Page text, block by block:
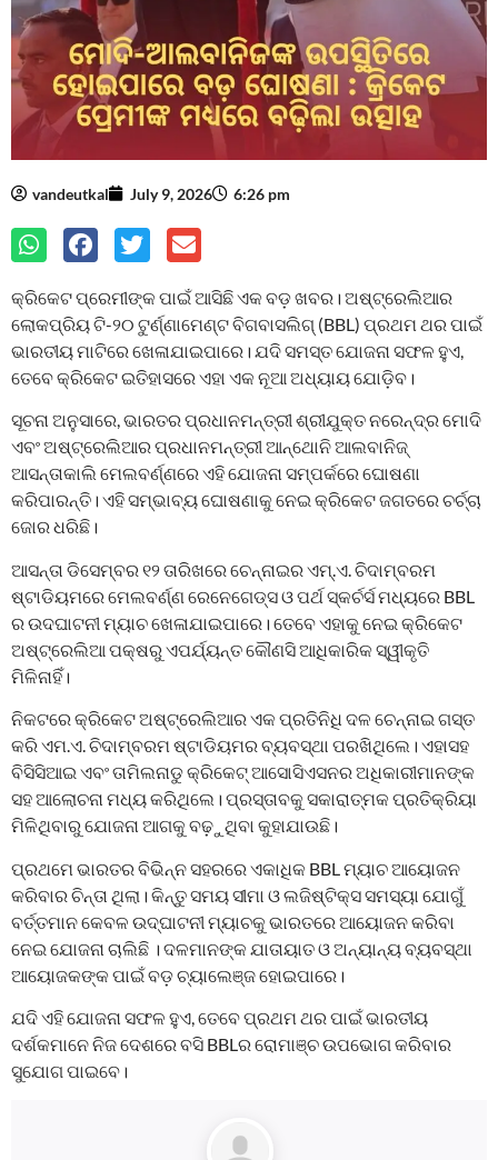
vandeutkal July 9, 2026 6:26 pm
କ୍ରିକେଟ ପ୍ରେମୀଙ୍କ ପାଇଁ ଆସିଛି ଏକ ବଡ଼ ଖବର। ଅଷ୍ଟ୍ରେଲିଆର
ଲୋକପ୍ରିୟ ଟି-୨୦ ଟୁର୍ଣ୍ଣାମେଣ୍ଟ ବିଗବାସଲିଗ୍‌ (BBL) ପ୍ରଥମ ଥର ପାଇଁ
ଭାରତୀୟ ମାଟିରେ ଖେଳାଯାଇପାରେ। ଯଦି ସମସ୍ତ ଯୋଜନା ସଫଳ ହୁଏ,
ତେବେ କ୍ରିକେଟ ଇତିହାସରେ ଏହା ଏକ ନୂଆ ଅଧ୍ୟାୟ ଯୋଡ଼ିବ।
ସୂଚନା ଅନୁସାରେ, ଭାରତର ପ୍ରଧାନମନ୍ତ୍ରୀ ଶ୍ରୀଯୁକ୍ତ ନରେନ୍ଦ୍ର ମୋଦି
ଏବଂ ଅଷ୍ଟ୍ରେଲିଆର ପ୍ରଧାନମନ୍ତ୍ରୀ ଆନ୍ଥୋନି ଆଲବାନିଜ୍
ଆସନ୍ତାକାଲି ମେଲବର୍ଣ୍ଣରେ ଏହି ଯୋଜନା ସମ୍ପର୍କରେ ଘୋଷଣା
କରିପାରନ୍ତି। ଏହି ସମ୍ଭାବ୍ୟ ଘୋଷଣାକୁ ନେଇ କ୍ରିକେଟ ଜଗତରେ ଚର୍ଚ୍ଚା
ଜୋର ଧରିଛି।
ଆସନ୍ତା ଡିସେମ୍ବର ୧୨ ତାରିଖରେ ଚେନ୍ନାଇର ଏମ୍.ଏ. ଚିଦାମ୍ବରମ
ଷ୍ଟାଡିୟମରେ ମେଲବର୍ଣ୍ଣ ରେନେଗେଡ୍ସ ଓ ପର୍ଥ ସ୍କର୍ଚର୍ସ ମଧ୍ୟରେ BBL
ର ଉଦଘାଟନୀ ମ୍ୟାଚ ଖେଳାଯାଇପାରେ। ତେବେ ଏହାକୁ ନେଇ କ୍ରିକେଟ
ଅଷ୍ଟ୍ରେଲିଆ ପକ୍ଷରୁ ଏପର୍ଯ୍ୟନ୍ତ କୌଣସି ଆଧିକାରିକ ସ୍ୱୀକୃତି
ମିଳିନାହିଁ।
ନିକଟରେ କ୍ରିକେଟ ଅଷ୍ଟ୍ରେଲିଆର ଏକ ପ୍ରତିନିଧି ଦଳ ଚେନ୍ନାଇ ଗସ୍ତ
କରି ଏମ.ଏ. ଚିଦାମ୍ବରମ ଷ୍ଟାଡିୟମର ବ୍ୟବସ୍ଥା ପରଖିଥିଲେ। ଏହାସହ
ବିସିସିଆଇ ଏବଂ ତାମିଲନାଡୁ କ୍ରିକେଟ୍ ଆସୋସିଏସନର ଅଧିକାରୀମାନଙ୍କ
ସହ ଆଲୋଚନା ମଧ୍ୟ କରିଥିଲେ। ପ୍ରସ୍ତାବକୁ ସକାରାତ୍ମକ ପ୍ରତିକ୍ରିୟା
ମିଳିଥିବାରୁ ଯୋଜନା ଆଗକୁ ବଢ଼ୁଥିବା କୁହାଯାଉଛି।
ପ୍ରଥମେ ଭାରତର ବିଭିନ୍ନ ସହରରେ ଏକାଧିକ BBL ମ୍ୟାଚ ଆୟୋଜନ
କରିବାର ଚିନ୍ତା ଥିଲା। କିନ୍ତୁ ସମୟ ସୀମା ଓ ଲଜିଷ୍ଟିକ୍ସ ସମସ୍ୟା ଯୋଗୁଁ
ବର୍ତ୍ତମାନ କେବଳ ଉଦ୍‌ଘାଟନୀ ମ୍ୟାଚକୁ ଭାରତରେ ଆୟୋଜନ କରିବା
ନେଇ ଯୋଜନା ଚାଲିଛି । ଦଳମାନଙ୍କ ଯାତାୟାତ ଓ ଅନ୍ୟାନ୍ୟ ବ୍ୟବସ୍ଥା
ଆୟୋଜକଙ୍କ ପାଇଁ ବଡ଼ ଚ୍ୟାଲେଞ୍ଜ ହୋଇପାରେ।
ଯଦି ଏହି ଯୋଜନା ସଫଳ ହୁଏ, ତେବେ ପ୍ରଥମ ଥର ପାଇଁ ଭାରତୀୟ
ଦର୍ଶକମାନେ ନିଜ ଦେଶରେ ବସି BBLର ରୋମାଞ୍ଚ ଉପଭୋଗ କରିବାର
ସୁଯୋଗ ପାଇବେ।